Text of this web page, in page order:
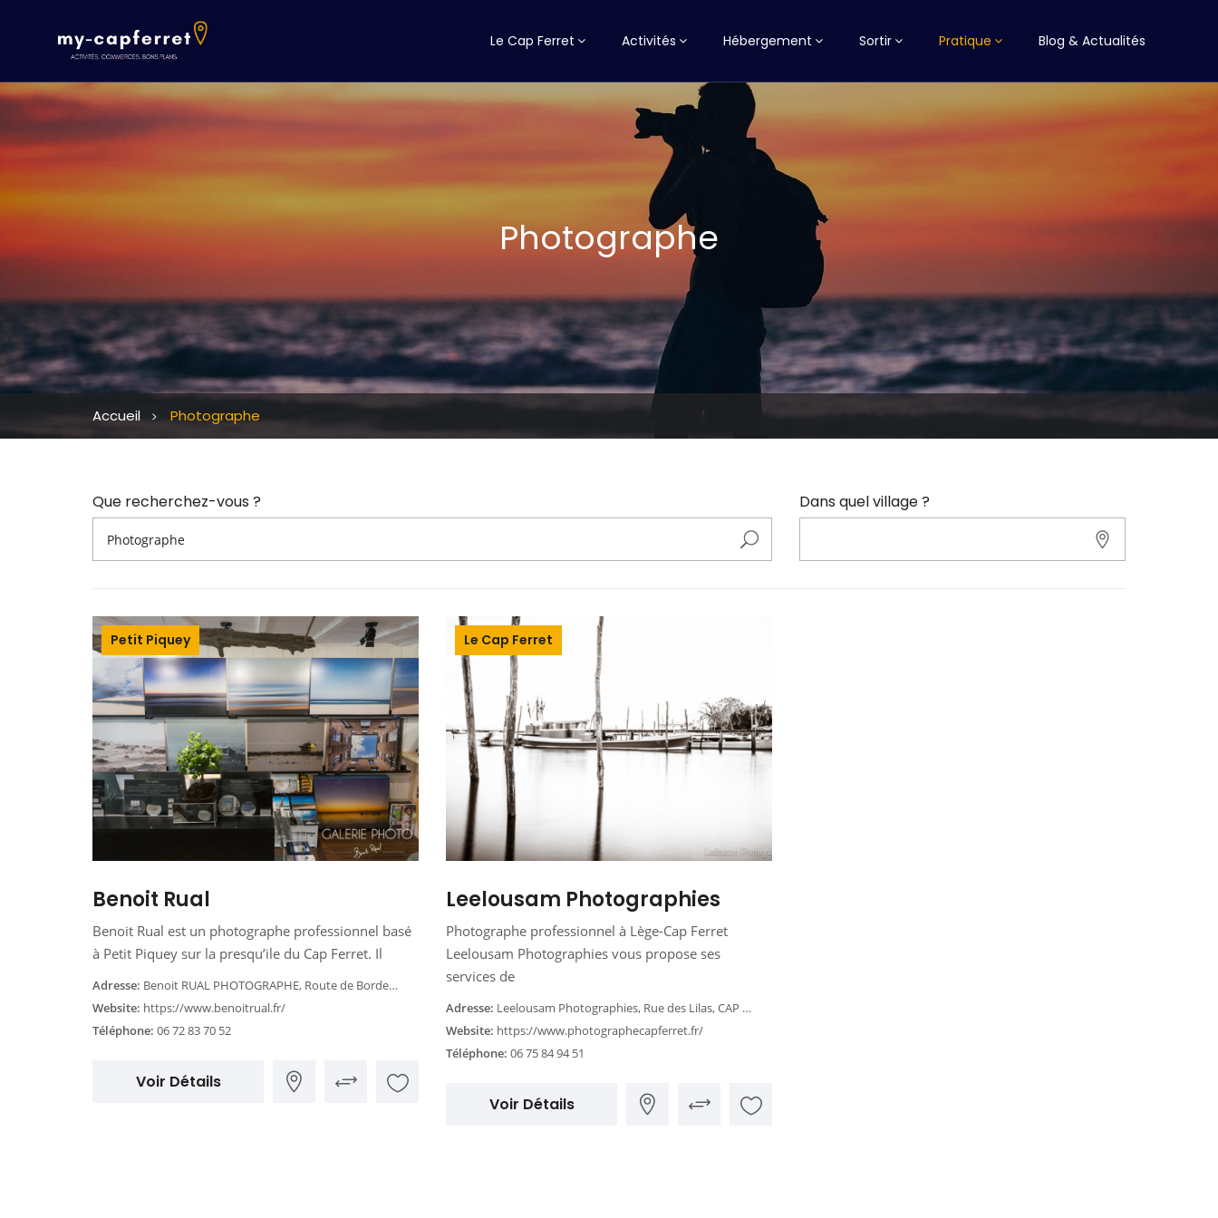
Le Cap Ferret Activités Hébergement Sortir Pratique Blog & Actualités
Photographe
Accueil Photographe
Que recherchez-vous ? Dans quel village ?
Petit Piquey
Benoit Rual
Benoit Rual est un photographe professionnel basé
à Petit Piquey sur la presqu’ile du Cap Ferret. Il
Adresse: Benoit RUAL PHOTOGRAPHE, Route de Bordeaux, Lège-Cap-Ferret, France
Website: https://www.benoitrual.fr/
Téléphone: 06 72 83 70 52
Voir Détails
Le Cap Ferret
Leelousam Photographies
Photographe professionnel à Lège-Cap Ferret
Leelousam Photographies vous propose ses
services de
Adresse: Leelousam Photographies, Rue des Lilas, CAP FERRET, France
Website: https://www.photographecapferret.fr/
Téléphone: 06 75 84 94 51
Voir Détails